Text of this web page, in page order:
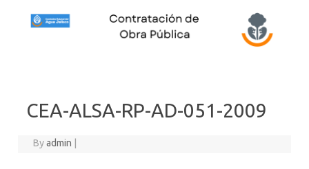
CEA-ALSA-RP-AD-051-2009
Byadmin